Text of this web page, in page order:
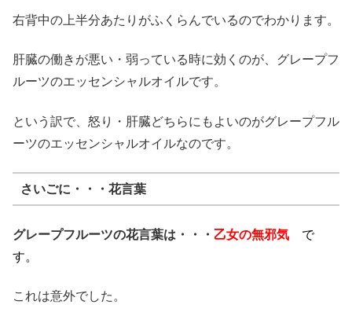
右背中の上半分あたりがふくらんでいるのでわかります。
肝臓の働きが悪い・弱っている時に効くのが、グレープフ
ルーツのエッセンシャルオイルです。
という訳で、怒り・肝臓どちらにもよいのがグレープフル
ーツのエッセンシャルオイルなのです。
さいごに・・・花言葉
グレープフルーツの花言葉は・・・ 乙女の無邪気 で
す。
これは意外でした。